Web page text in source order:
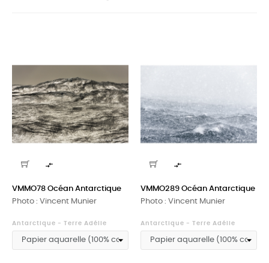

VMMO78 Océan Antarctique
Photo : Vincent Munier
Antarctique - Terre Adélie

VMMO289 Océan Antarctique
Photo : Vincent Munier
Antarctique - Terre Adélie